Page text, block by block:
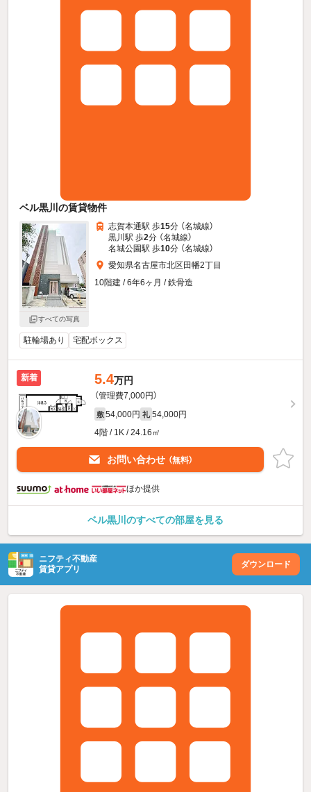
ベル黒川の賃貸物件
すべての写真
志賀本通駅 歩15分 （名城線）
黒川駅 歩2分 （名城線）
名城公園駅 歩10分 （名城線）
愛知県名古屋市北区田幡2丁目
10階建 / 6年6ヶ月 / 鉄骨造
駐輪場あり 宅配ボックス
新着 5.4万円
（管理費7,000円）
敷 54,000円 礼 54,000円
4階 / 1K / 24.16㎡
お問い合わせ （無料）
ほか提供
ベル黒川のすべての部屋を見る
ニフティ不動産
賃貸アプリ
ダウンロード